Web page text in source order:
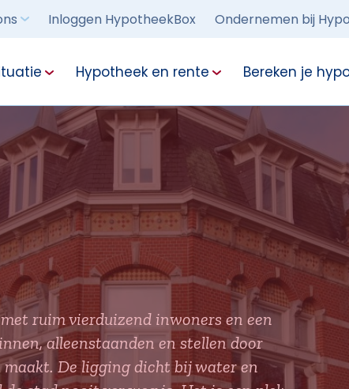
Inloggen HypotheekBox Ondernemen bij
Hypotheek en rente Bereken je
ruim vierduizend inwoners en een
alleenstaanden en stellen door
De ligging dicht bij water en